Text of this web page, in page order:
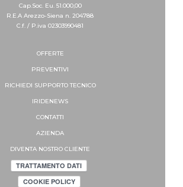
Cap.Soc. Eu. 51.000,00
R.E.A Arezzo-Siena n. 204788
C.f. / P.iva 02303990481
OFFERTE
PREVENTIVI
RICHIEDI SUPPORTOTECNICO
IRIDENEWS
CONTATTI
AZIENDA
DIVENTA NOSTRO CLIENTE